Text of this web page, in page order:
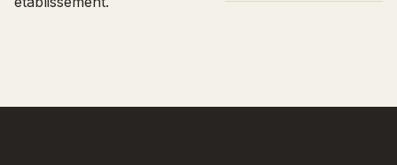
l’expertise infirmière au
lorsque cela est
importants pour leur